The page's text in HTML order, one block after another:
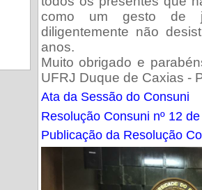
como um gesto de
diligentemente não
anos.
Muito obrigado e
UFRJ Duque de Caxias -
Ata da Sessão do Consuni
Resolução Consuni nº 12
Publicação da Resolução